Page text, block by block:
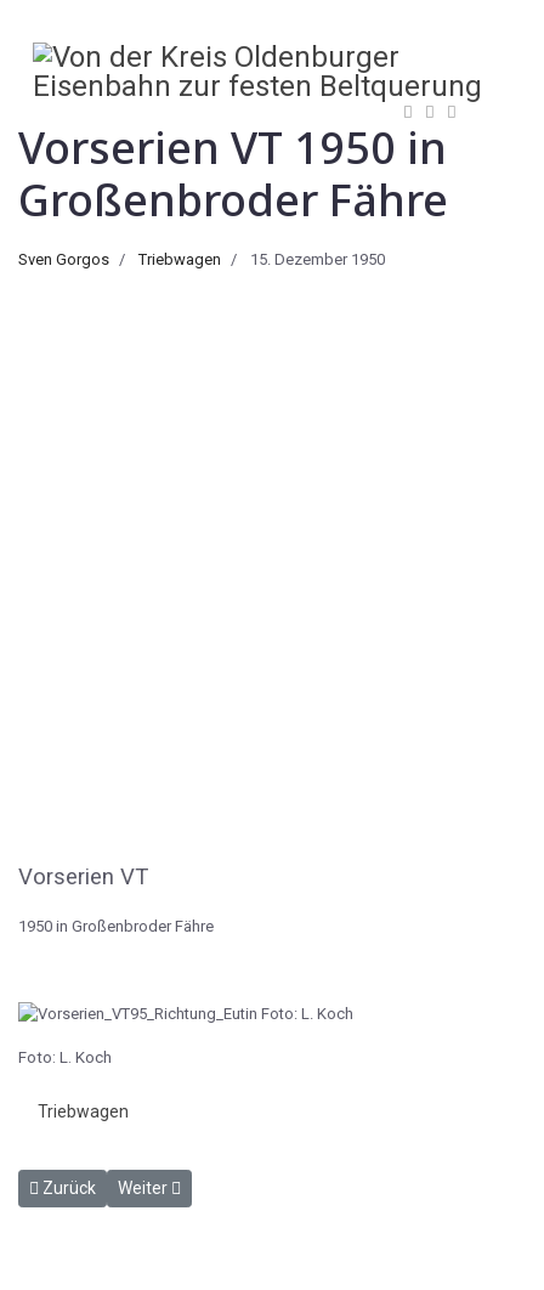
Vorserien VT 1950 in
Großenbroder Fähre
Sven Gorgos Triebwagen 15. Dezember 1950
Vorserien VT
1950 in Großenbroder Fähre
Foto: L. Koch
Triebwagen
Vorheriger Beitrag: KOE VT 3 Wismar
Zurück Nächster Beitrag: Triebwagen 628
Weiter